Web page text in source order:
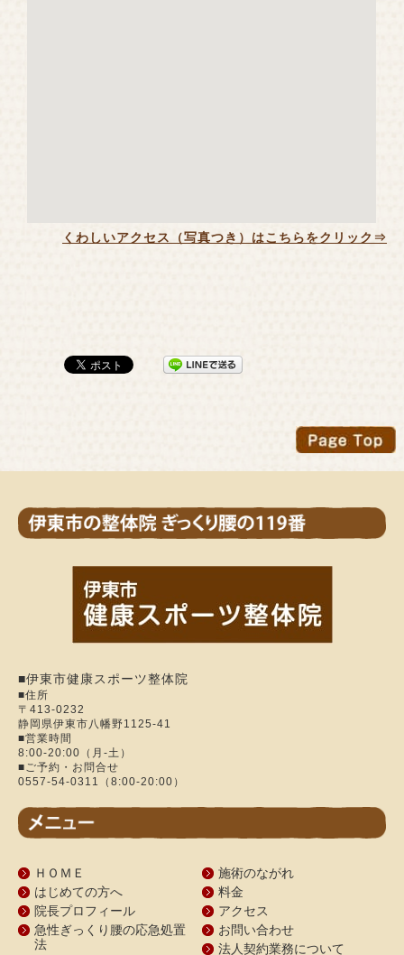
くわしいアクセス（写真つき）はこちらをクリック⇒
■伊東市健康スポーツ整体院
■住所
〒413-0232
静岡県伊東市八幡野1125-41
■営業時間
8:00-20:00（月-土）
■ご予約・お問合せ
0557-54-0311（8:00-20:00）
ＨＯＭＥ
はじめての方へ
院長プロフィール
急性ぎっくり腰の応急処置
法
施術のながれ
料金
アクセス
お問い合わせ
法人契約業務について